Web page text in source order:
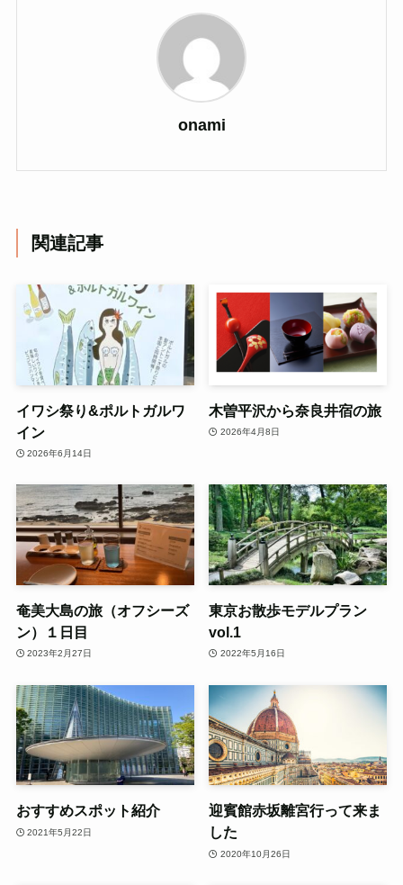
onami
関連記事
イワシ祭り&ポルトガルワ
イン
2026年6月14日
木曽平沢から奈良井宿の旅
2026年4月8日
奄美大島の旅（オフシーズ
ン）１日目
2023年2月27日
東京お散歩モデルプラン
vol.1
2022年5月16日
おすすめスポット紹介
2021年5月22日
迎賓館赤坂離宮行って来ま
した
2020年10月26日